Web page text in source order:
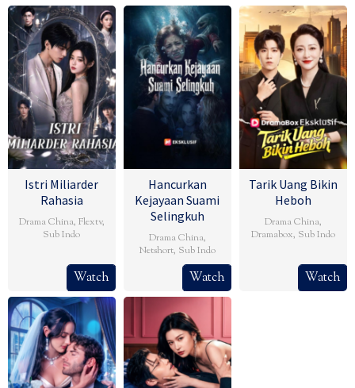
Istri Miliarder
Rahasia
Drama China, Flextv,
Sub Indo
Watch
Hancurkan
Kejayaan Suami
Selingkuh
Drama China,
Netshort, Sub Indo
Watch
Tarik Uang Bikin
Heboh
Drama China,
Dramabox, Sub Indo
Watch